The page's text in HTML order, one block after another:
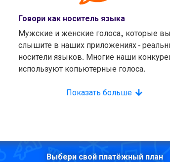
Говори как носитель языка
Мужские и женские голоса, которые вы
слышите в наших приложениях -
носители языков. Многие наши
используют копьютерные голоса.
Показать больше
Выбери свой платёжный план